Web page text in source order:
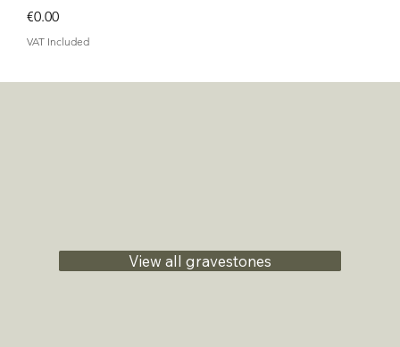
Price
€0.00
VAT Included
View all gravestones